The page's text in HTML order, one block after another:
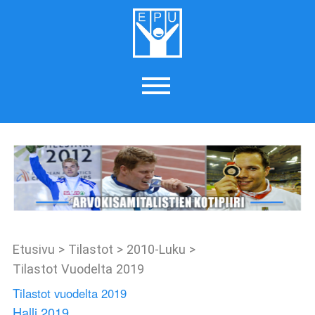
Etusivu > Tilastot > 2010-Luku >
Tilastot Vuodelta 2019
Tilastot vuodelta 2019